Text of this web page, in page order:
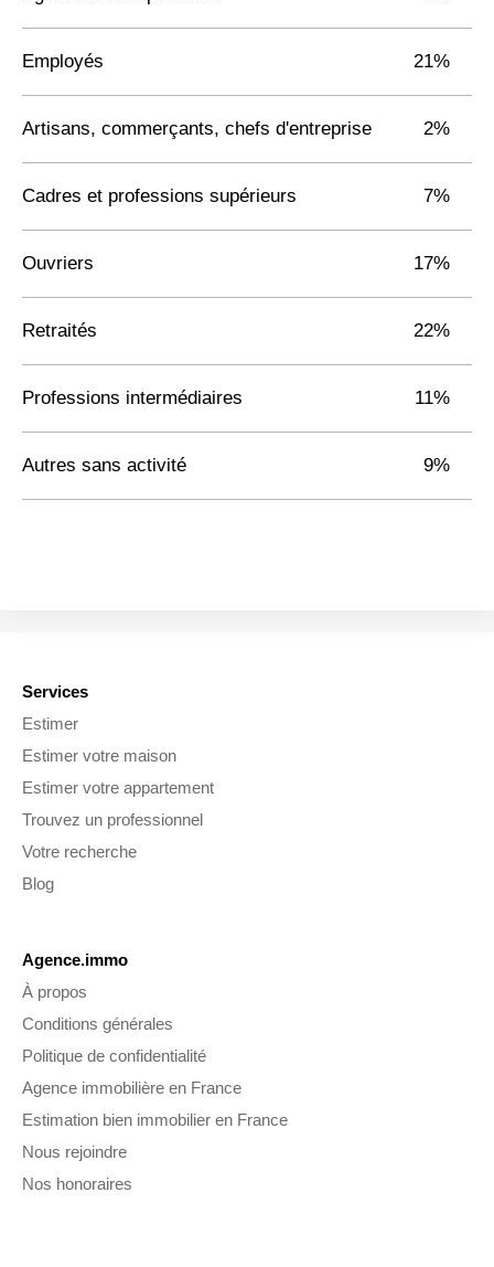
Employés 21%
Artisans, commerçants, chefs d'entreprise 2%
Cadres et professions supérieurs 7%
Ouvriers 17%
Retraités 22%
Professions intermédiaires 11%
Autres sans activité 9%
Services
Estimer
Estimer votre maison
Estimer votre appartement
Trouvez un professionnel
Votre recherche
Blog
Agence.immo
À propos
Conditions générales
Politique de confidentialité
Agence immobilière en France
Estimation bien immobilier en France
Nous rejoindre
Nos honoraires